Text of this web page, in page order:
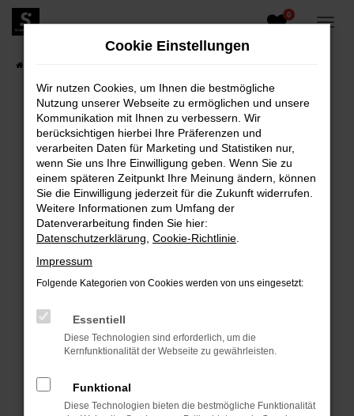
Zum
Hauptinhalt
0
FEHLER: NETWORK ERROR
Beim Laden ist ein Fehler aufgetreten.
Hier sind ein paar Tipps, die dir helfen können:
Überprüfe deine Firewall und deine
Internetverbindung.
Laden andere Webseiten, zum Beispiel deine
Suchmaschine?
Prüfe deine Browsererweiterungen.
können das Laden bestimmter Seiten
verhindern. Funktioniert die Seite in einem
anderen Browser oder in einem privaten
Starte dein Gerät neu.
Cookie Einstellungen
Wir nutzen Cookies, um Ihnen die bestmögliche
Nutzung unserer Webseite zu ermöglichen und unsere
Kommunikation mit Ihnen zu verbessern. Wir
berücksichtigen hierbei Ihre Präferenzen und
verarbeiten Daten für Marketing und Statistiken nur,
wenn Sie uns Ihre Einwilligung geben. Wenn Sie zu
einem späteren Zeitpunkt Ihre Meinung ändern, können
Sie die Einwilligung jederzeit für die Zukunft widerrufen.
Weitere Informationen zum Umfang der
Datenverarbeitung finden Sie hier:
Datenschutzerklärung Cookie-Richtlinie
Impressum
Folgende Kategorien von Cookies werden von uns eingesetzt:
Essentiell
Diese Technologien sind erforderlich, um die
Kernfunktionalität der Webseite zu gewährleisten.
Funktional
Diese Technologien bieten die bestmögliche Funktionalität